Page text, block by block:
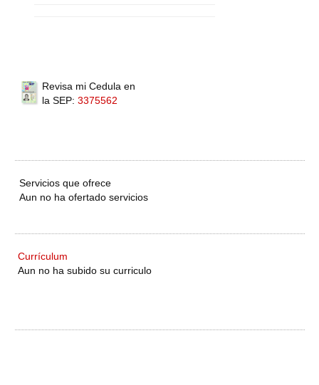
Revisa mi Cedula en
la SEP: 3375562
Servicios que ofrece
Aun no ha ofertado servicios
Currículum
Aun no ha subido su curriculo